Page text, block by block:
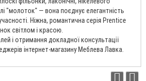
"молоток" — вона поєднує елегантність
Ніжна, романтична серія Prentice
світлом і красою.
і отримання докладної консультації
інтернет-магазину Меблева Лавка.